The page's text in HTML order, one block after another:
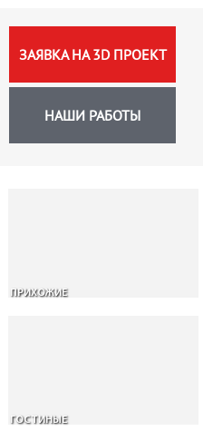
ЗАЯВКА НА 3D ПРОЕКТ
НАШИ РАБОТЫ
ПРИХОЖИЕ
ГОСТИНЫЕ